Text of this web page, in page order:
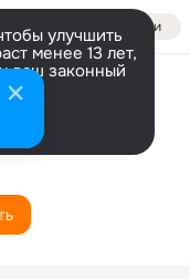
Войти
улучшить
менее 13 лет,
ваш законный